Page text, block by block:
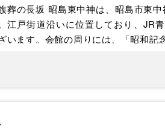
葬の長坂 昭島東中神は、昭島市東
江戸街道沿いに位置しており、JR
います。会館の周りには、「昭和